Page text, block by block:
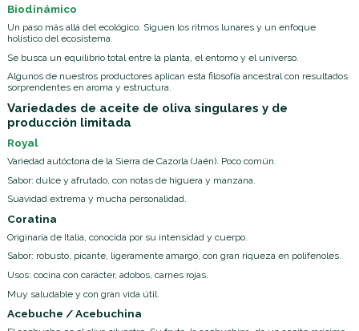
Biodinámico
Un paso más allá del ecológico. Siguen los ritmos lunares y un enfoque
holístico del ecosistema.
Se busca un equilibrio total entre la planta, el entorno y el universo.
Algunos de nuestros productores aplican esta filosofía ancestral con resultados
sorprendentes en aroma y estructura.
Variedades de aceite de oliva singulares y de
producción limitada
Royal
Variedad autóctona de la Sierra de Cazorla (Jaén). Poco común.
Sabor: dulce y afrutado, con notas de higuera y manzana.
Suavidad extrema y mucha personalidad.
Coratina
Originaria de Italia, conocida por su intensidad y cuerpo.
Sabor: robusto, picante, ligeramente amargo, con gran riqueza en polifenoles.
Usos: cocina con carácter, adobos, carnes rojas.
Muy saludable y con gran vida útil.
Acebuche / Acebuchina